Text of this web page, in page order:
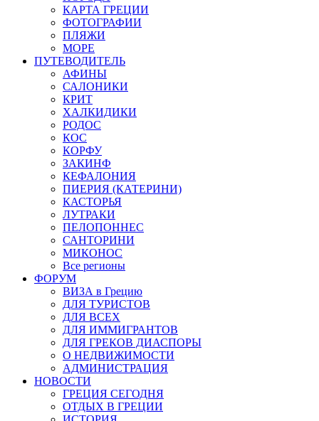
КАРТА ГРЕЦИИ
ФОТОГРАФИИ
ПЛЯЖИ
МОРЕ
ПУТЕВОДИТЕЛЬ
АФИНЫ
САЛОНИКИ
КРИТ
ХАЛКИДИКИ
РОДОС
КОС
КОРФУ
ЗАКИНФ
КЕФАЛОНИЯ
ПИЕРИЯ (КАТЕРИНИ)
КАСТОРЬЯ
ЛУТРАКИ
ПЕЛОПОННЕС
САНТОРИНИ
МИКОНОС
Все регионы
ФОРУМ
ВИЗА в Грецию
ДЛЯ ТУРИСТОВ
ДЛЯ ВСЕХ
ДЛЯ ИММИГРАНТОВ
ДЛЯ ГРЕКОВ ДИАСПОРЫ
О НЕДВИЖИМОСТИ
АДМИНИСТРАЦИЯ
НОВОСТИ
ГРЕЦИЯ СЕГОДНЯ
ОТДЫХ В ГРЕЦИИ